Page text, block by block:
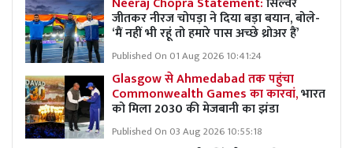
जीतकर नीरज चोपड़ा ने दिया बड़ा बयान, बोले-
‘मैं नहीं भी रहूं तो हमारे पास अच्छे थ्रोअर हैं’
Published On 01 Aug 2026 10:41:24
Glasgow से Ahmedabad तक पहुंचा
Commonwealth Games का कारवां,भारत
को मिला 2030 की मेजबानी का झंडा
Published On 03 Aug 2026 10:55:18